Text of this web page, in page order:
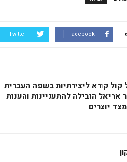
Facebook
Twitter
קורא ליצירתיות בשפה העברית
אריאל הובילה להתעניינות והענות
יוצרים